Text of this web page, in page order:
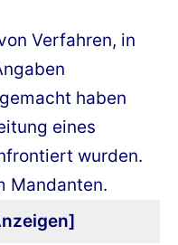
Verfahren, in
haben
eines
wurden.
Mandanten.